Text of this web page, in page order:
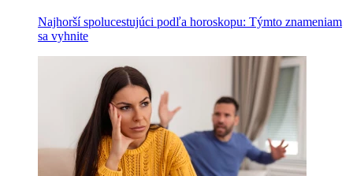
Najhorší spolucestujúci podľa horoskopu: Týmto znameniam
sa vyhnite